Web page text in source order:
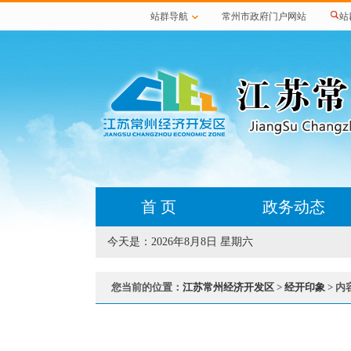
站群导航 常州市政府门户网站 站
首 页 政务动态
今天是： 2026年8月8日 星期六
您当前的位置： 江苏常州经济开发区 > 经开印象 > 内